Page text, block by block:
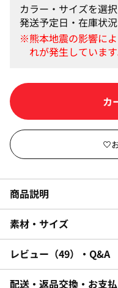
カラー・サイズを選
発送予定日・在庫状
カラー
商品説明
素材・サイズ
レビュー 49 ・Q&A
配送・返品交換・お支